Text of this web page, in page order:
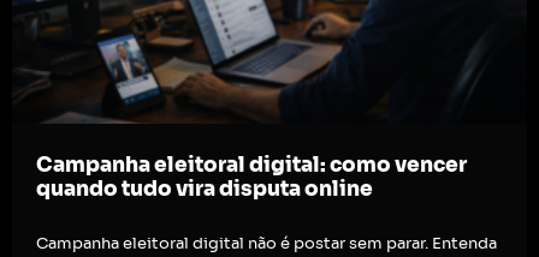
Campanha eleitoral digital: como vencer
quando tudo vira disputa online
Campanha eleitoral digital não é postar sem parar. Entenda